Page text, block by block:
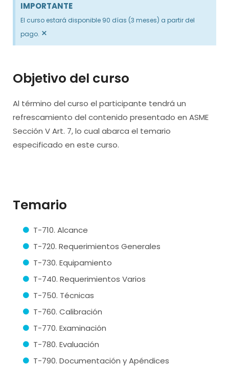
IMPORTANTE
El curso estará disponible 90 días (3 meses) a partir del
pago. ×
Objetivo del curso
Al término del curso el participante tendrá un
refrescamiento del contenido presentado en ASME
Sección V Art. 7, lo cual abarca el temario
especificado en este curso.
Temario
T-710. Alcance
T-720. Requerimientos Generales
T-730. Equipamiento
T-740. Requerimientos Varios
T-750. Técnicas
T-760. Calibración
T-770. Examinación
T-780. Evaluación
T-790. Documentación y Apéndices